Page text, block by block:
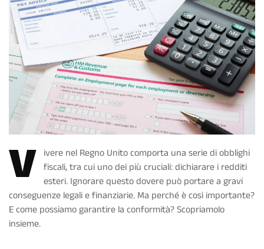
V ivere nel Regno Unito comporta una serie di obblighi
fiscali, tra cui uno dei più cruciali: dichiarare i redditi
esteri. Ignorare questo dovere può portare a gravi
conseguenze legali e finanziarie. Ma perché è così importante?
E come possiamo garantire la conformità? Scopriamolo
insieme.